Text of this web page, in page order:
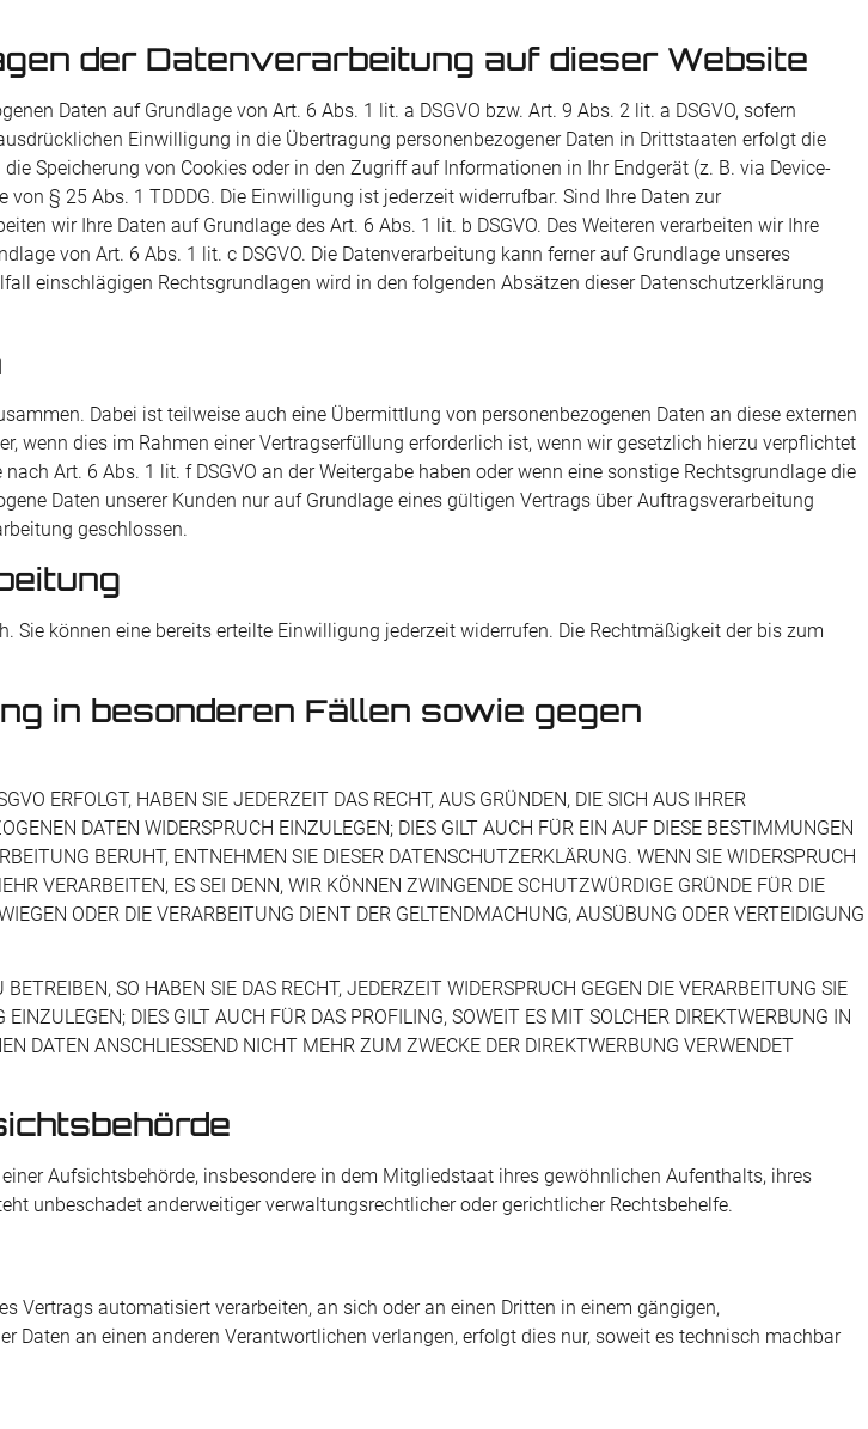
der Datenverarbeitung auf dieser Website
Daten auf Grundlage von Art. 6 Abs. 1 lit. a DSGVO bzw. Art. 9 Abs. 2 lit. a DSGVO, sofern
Einwilligung in die Übertragung personenbezogener Daten in Drittstaaten erfolgt die
Speicherung von Cookies oder in den Zugriff auf Informationen in Ihr Endgerät (z. B. via Device-
§ 25 Abs. 1 TDDDG. Die Einwilligung ist jederzeit widerrufbar. Sind Ihre Daten zur
wir Ihre Daten auf Grundlage des Art. 6 Abs. 1 lit. b DSGVO. Des Weiteren verarbeiten wir Ihre
von Art. 6 Abs. 1 lit. c DSGVO. Die Datenverarbeitung kann ferner auf Grundlage unseres
einschlägigen Rechtsgrundlagen wird in den folgenden Absätzen dieser Datenschutzerklärung
Dabei ist teilweise auch eine Übermittlung von personenbezogenen Daten an diese externen
wenn dies im Rahmen einer Vertragserfüllung erforderlich ist, wenn wir gesetzlich hierzu verpflichtet
Art. 6 Abs. 1 lit. f DSGVO an der Weitergabe haben oder wenn eine sonstige Rechtsgrundlage die
Daten unserer Kunden nur auf Grundlage eines gültigen Vertrags über Auftragsverarbeitung
geschlossen.
können eine bereits erteilte Einwilligung jederzeit widerrufen. Die Rechtmäßigkeit der bis zum
in besonderen Fällen sowie gegen
ERFOLGT, HABEN SIE JEDERZEIT DAS RECHT, AUS GRÜNDEN, DIE SICH AUS IHRER
DATEN WIDERSPRUCH EINZULEGEN; DIES GILT AUCH FÜR EIN AUF DIESE BESTIMMUNGEN
BERUHT, ENTNEHMEN SIE DIESER DATENSCHUTZERKLÄRUNG. WENN SIE WIDERSPRUCH
VERARBEITEN, ES SEI DENN, WIR KÖNNEN ZWINGENDE SCHUTZWÜRDIGE GRÜNDE FÜR DIE
ODER DIE VERARBEITUNG DIENT DER GELTENDMACHUNG, AUSÜBUNG ODER VERTEIDIGUNG
SO HABEN SIE DAS RECHT, JEDERZEIT WIDERSPRUCH GEGEN DIE VERARBEITUNG SIE
DIES GILT AUCH FÜR DAS PROFILING, SOWEIT ES MIT SOLCHER DIREKTWERBUNG IN
DATEN ANSCHLIESSEND NICHT MEHR ZUM ZWECKE DER DIREKTWERBUNG VERWENDET
Aufsichtsbehörde, insbesondere in dem Mitgliedstaat ihres gewöhnlichen Aufenthalts, ihres
unbeschadet anderweitiger verwaltungsrechtlicher oder gerichtlicher Rechtsbehelfe.
Vertrags automatisiert verarbeiten, an sich oder an einen Dritten in einem gängigen,
an einen anderen Verantwortlichen verlangen, erfolgt dies nur, soweit es technisch machbar